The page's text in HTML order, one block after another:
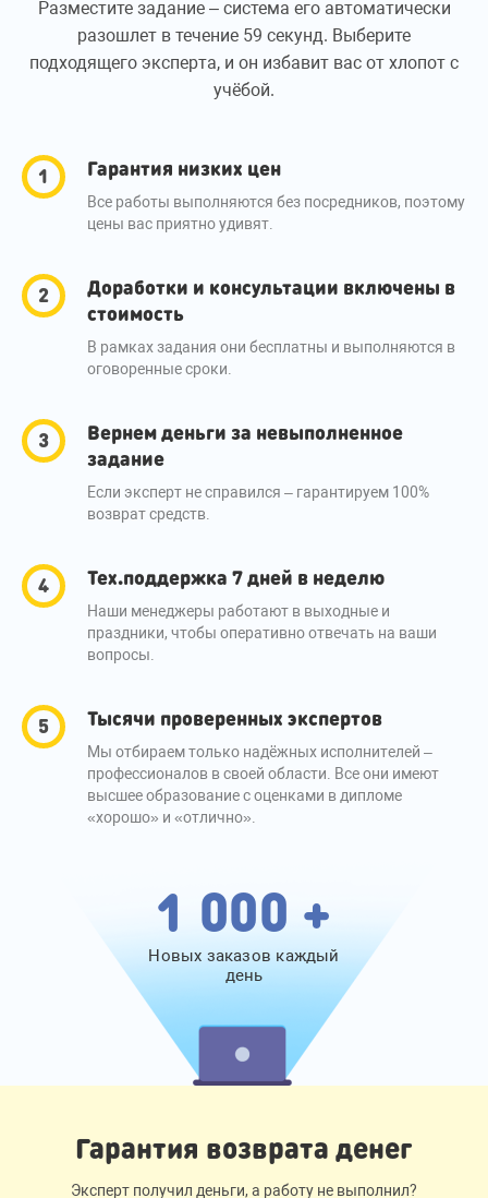
Разместите задание – система его автоматически
разошлет в течение 59 секунд. Выберите
подходящего эксперта, и он избавит вас от хлопот с
учёбой.
Гарантия низких цен
Все работы выполняются без посредников, поэтому
цены вас приятно удивят.
Доработки и консультации включены в
стоимость
В рамках задания они бесплатны и выполняются в
оговоренные сроки.
Вернем деньги за невыполненное
задание
Если эксперт не справился – гарантируем 100%
возврат средств.
Тех.поддержка 7 дней в неделю
Наши менеджеры работают в выходные и
праздники, чтобы оперативно отвечать на ваши
вопросы.
Тысячи проверенных экспертов
Мы отбираем только надёжных исполнителей –
профессионалов в своей области. Все они имеют
высшее образование с оценками в дипломе
«хорошо» и «отлично».
1 000 +
Новых заказов каждый
день
Гарантия возврата денег
Эксперт получил деньги, а работу не выполнил?